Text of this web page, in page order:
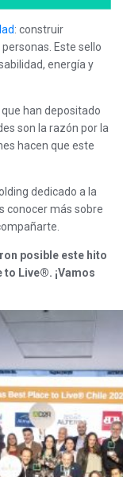
: construir
Este sello
energía y
han depositado
son la razón por la
hacen que este
dedicado a la
conocer más sobre
posible este hito
Live®. ¡Vamos